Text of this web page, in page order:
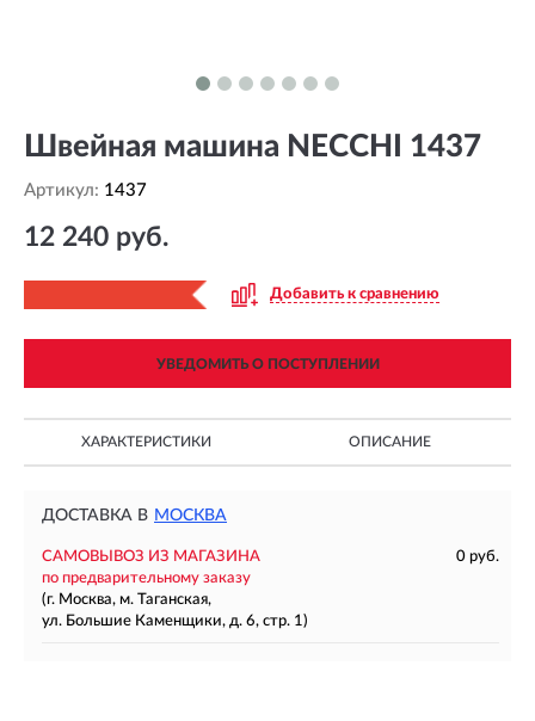
Швейная машина NECCHI 1437
Артикул: 1437
12 240 руб.
Добавить к сравнению
УВЕДОМИТЬ О ПОСТУПЛЕНИИ
ХАРАКТЕРИСТИКИ ОПИСАНИЕ
ДОСТАВКА В МОСКВА
САМОВЫВОЗ ИЗ МАГАЗИНА
0 руб.
по предварительному заказу
(г. Москва, м. Таганская,
ул. Большие Каменщики, д. 6, стр. 1)